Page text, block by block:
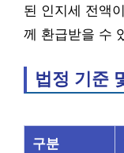
된 인지세 전액
께 환급받을 수
법정 기준
구분